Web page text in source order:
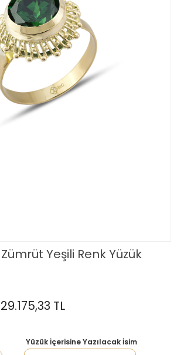
Yeşili Renk Yüzük
29.175,33 TL
Yüzük İçerisine Yazılacak İsim